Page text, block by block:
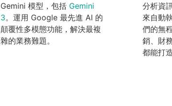
Gemini 模型，包括 Gemini
3。運用 Google 最先進 AI 的
顛覆性多模態功能，解決最複
雜的業務難題。
分析資
來自動
們的無
銷、財
都能打